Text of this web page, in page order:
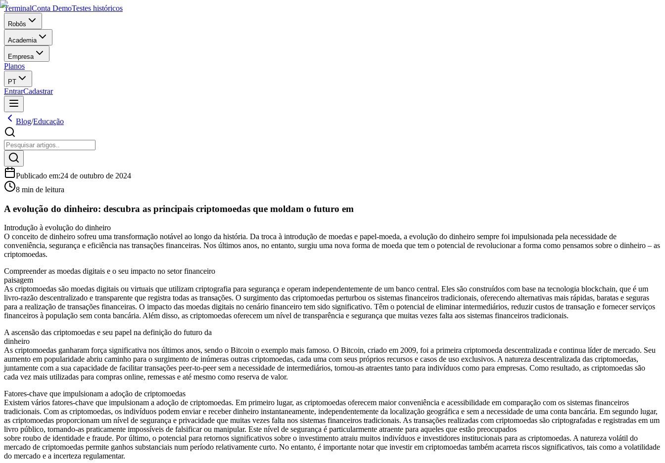
TerminalConta DemoTestes históricos
Robôs
Academia
Empresa
Planos
PT
EntrarCadastrar
Blog/Educação
Publicado em:24 de outubro de 2024
8 min de leitura
A evolução do dinheiro: descubra as principais criptomoedas que moldam o futuro em
Introdução à evolução do dinheiro
O conceito de dinheiro sofreu uma transformação notável ao longo da história. Da troca à introdução de moedas e papel-moeda, a evolução do dinheiro sempre foi impulsionada pela necessidade de
conveniência, segurança e eficiência nas transações financeiras. Nos últimos anos, no entanto, surgiu uma nova forma de moeda que tem o potencial de revolucionar a forma como pensamos sobre o dinheiro – as
criptomoedas.
Compreender as moedas digitais e o seu impacto no setor financeiro
paisagem
As criptomoedas são moedas digitais ou virtuais que utilizam criptografia para segurança e operam independentemente de um banco central. Eles são construídos com base na tecnologia blockchain, que é um
livro-razão descentralizado e transparente que registra todas as transações. O surgimento das criptomoedas perturbou os sistemas financeiros tradicionais, oferecendo alternativas mais rápidas, baratas e seguras
para a realização de transações financeiras. O impacto das moedas digitais no cenário financeiro tem sido significativo. Têm o potencial de eliminar intermediários, reduzir custos de transação e fornecer serviços
financeiros à população sem conta bancária. Além disso, as criptomoedas oferecem um nível de transparência e segurança que muitas vezes falta aos sistemas financeiros tradicionais.
A ascensão das criptomoedas e seu papel na definição do futuro da
dinheiro
As criptomoedas ganharam força significativa nos últimos anos, sendo o Bitcoin o exemplo mais famoso. O Bitcoin, criado em 2009, foi a primeira criptomoeda descentralizada e continua líder de mercado. Seu
aumento em popularidade abriu caminho para o surgimento de inúmeras outras criptomoedas, cada uma com seus próprios recursos e casos de uso exclusivos. A natureza descentralizada das criptomoedas,
juntamente com a sua capacidade de facilitar transações peer-to-peer sem a necessidade de intermediários, tornou-as atraentes tanto para indivíduos como para empresas. Como resultado, as criptomoedas são
cada vez mais utilizadas para compras online, remessas e até mesmo como reserva de valor.
Fatores-chave que impulsionam a adoção de criptomoedas
Existem vários fatores-chave que impulsionam a adoção de criptomoedas. Em primeiro lugar, as criptomoedas oferecem maior conveniência e acessibilidade em comparação com os sistemas financeiros
tradicionais. Com as criptomoedas, os indivíduos podem enviar e receber dinheiro instantaneamente, independentemente da localização geográfica e sem a necessidade de uma conta bancária. Em segundo lugar,
as criptomoedas proporcionam um nível de segurança e privacidade que muitas vezes falta nos sistemas financeiros tradicionais. As transações realizadas com criptomoedas são criptografadas e registradas em um
livro público, tornando-as praticamente impossíveis de falsificar ou manipular. Este nível de segurança é particularmente atraente para aqueles que estão preocupados
sobre roubo de identidade e fraude. Por último, o potencial para retornos significativos sobre o investimento atraiu muitos indivíduos e investidores institucionais para as criptomoedas. A natureza volátil do
mercado de criptomoedas permite ganhos substanciais num período relativamente curto. No entanto, é importante notar que investir em criptomoedas também acarreta riscos significativos, tais como a volatilidade
do mercado e a incerteza regulamentar.